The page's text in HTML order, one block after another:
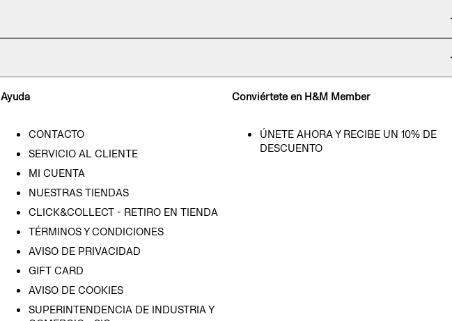
Ayuda
CONTACTO
SERVICIO AL CLIENTE
MI CUENTA
NUESTRAS TIENDAS
CLICK&COLLECT - RETIRO EN TIENDA
TÉRMINOS Y CONDICIONES
AVISO DE PRIVACIDAD
GIFT CARD
AVISO DE COOKIES
SUPERINTENDENCIA DE INDUSTRIA Y
Conviértete en H&M Member
ÚNETE AHORA Y RECIBE UN 10% DE
DESCUENTO